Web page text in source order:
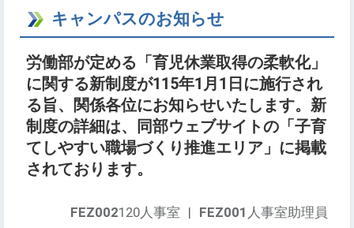
キャンパスのお知らせ
労働部が定める「育児休業取得の柔軟化」
に関する新制度が115年1月1日に施行され
る旨、関係各位にお知らせいたします。新
制度の詳細は、同部ウェブサイトの「子育
てしやすい職場づくり推進エリア」に掲載
されております。
FEZ001 人事室助理員
FEZ002120人事室 |